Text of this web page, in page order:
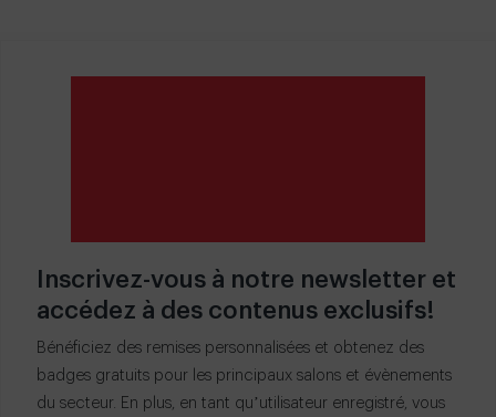
Inscrivez-vous à notre newsletter et
accédez à des contenus exclusifs!
Bénéficiez des remises personnalisées et obtenez des
badges gratuits pour les principaux salons et évènements
du secteur. En plus, en tant qu’utilisateur enregistré, vous